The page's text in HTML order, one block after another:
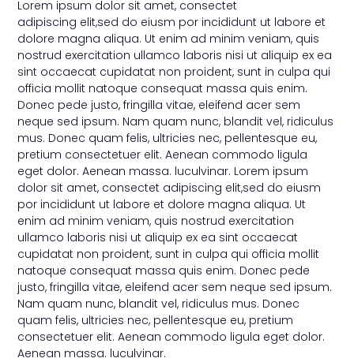
Lorem ipsum dolor sit amet, consectet
adipiscing elit,sed do eiusm por incididunt ut labore et
dolore magna aliqua. Ut enim ad minim veniam, quis
nostrud exercitation ullamco laboris nisi ut aliquip ex ea
sint occaecat cupidatat non proident, sunt in culpa qui
officia mollit natoque consequat massa quis enim.
Donec pede justo, fringilla vitae, eleifend acer sem
neque sed ipsum. Nam quam nunc, blandit vel, ridiculus
mus. Donec quam felis, ultricies nec, pellentesque eu,
pretium consectetuer elit. Aenean commodo ligula
eget dolor. Aenean massa. luculvinar. Lorem ipsum
dolor sit amet, consectet adipiscing elit,sed do eiusm
por incididunt ut labore et dolore magna aliqua. Ut
enim ad minim veniam, quis nostrud exercitation
ullamco laboris nisi ut aliquip ex ea sint occaecat
cupidatat non proident, sunt in culpa qui officia mollit
natoque consequat massa quis enim. Donec pede
justo, fringilla vitae, eleifend acer sem neque sed ipsum.
Nam quam nunc, blandit vel, ridiculus mus. Donec
quam felis, ultricies nec, pellentesque eu, pretium
consectetuer elit. Aenean commodo ligula eget dolor.
Aenean massa. luculvinar.